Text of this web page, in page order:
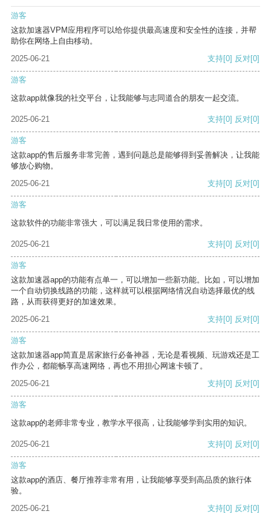
游客
这款加速器VPM应用程序可以给你提供最高速度和安全性的连接，并帮
助你在网络上自由移动。
2025-06-21
支持[0] 反对[0]
游客
这款app就像我的社交平台，让我能够与志同道合的朋友一起交流。
2025-06-21 支持[0] 反对[0]
游客
这款app的售后服务非常完善，遇到问题总是能够得到妥善解决，让我能
够放心购物。
2025-06-21
支持[0] 反对[0]
游客
这款软件的功能非常强大，可以满足我日常使用的需求。
2025-06-21 支持[0] 反对[0]
游客
这款加速器app的功能有点单一，可以增加一些新功能。比如，可以增加
一个自动切换线路的功能，这样就可以根据网络情况自动选择最优的线
路，从而获得更好的加速效果。
2025-06-21
支持[0] 反对[0]
游客
这款加速器app简直是居家旅行必备神器，无论是看视频、玩游戏还是工
作办公，都能畅享高速网络，再也不用担心网速卡顿了。
2025-06-21
支持[0] 反对[0]
游客
这款app的老师非常专业，教学水平很高，让我能够学到实用的知识。
2025-06-21 支持[0] 反对[0]
游客
这款app的酒店、餐厅推荐非常有用，让我能够享受到高品质的旅行体
验。
2025-06-21
支持[0] 反对[0]